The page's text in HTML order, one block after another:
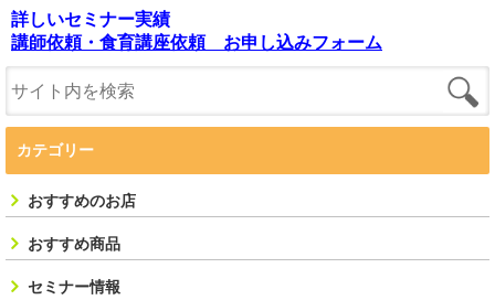
詳しいセミナー実績
講師依頼・食育講座依頼 お申し込みフォーム
カテゴリー
おすすめのお店
おすすめ商品
セミナー情報